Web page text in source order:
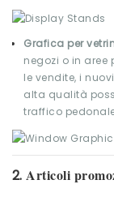
Grafica per
negozi o in
le vendite, i
alta qualità
traffico
2.Articoli